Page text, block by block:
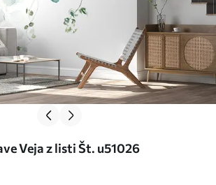
Veja z listi Št. u51026